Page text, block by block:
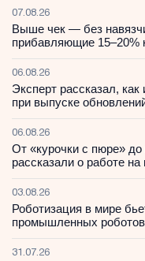
07.08.26
Выше чек — без
прибавляющие 15–20%
06.08.26
Эксперт рассказал, как
при выпуске
06.08.26
От «курочки с пюре»
рассказали о работе
03.08.26
Роботизация в мире
промышленных
31.07.26